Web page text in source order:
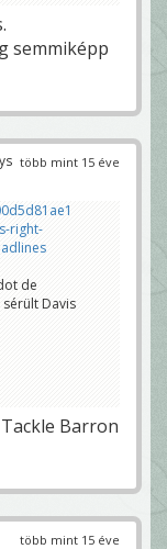
semmiképp
több mint 15 éve
right-
de
Davis
Barron
több mint 15 éve